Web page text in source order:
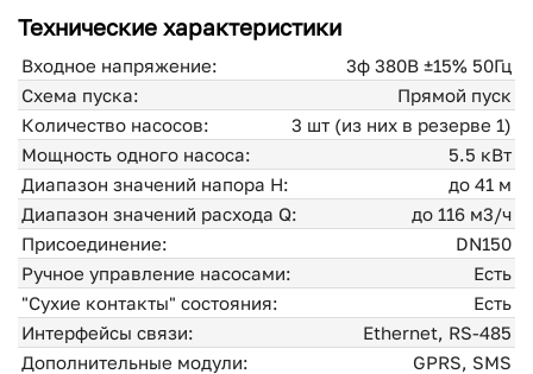
Технические характеристики
Входное напряжение:
3ф 380В ±15% 50Гц
Схема пуска:
Прямой пуск
Количество насосов:
3 шт (из них в резерве 1)
Мощность одного насоса:
5.5 кВт
Диапазон значений напора H:
до 41 м
Диапазон значений расхода Q:
до 116 м3/ч
Присоединение:
DN150
Ручное управление насосами:
Есть
"Сухие контакты" состояния:
Есть
Интерфейсы связи:
Ethernet, RS-485
Дополнительные модули:
GPRS, SMS